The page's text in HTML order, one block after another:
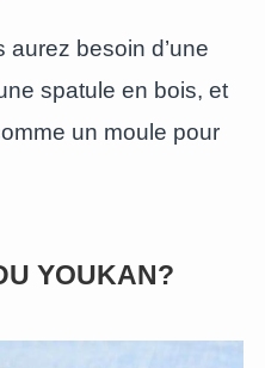
besoin d’une
spatule en bois, et
un moule pour
YOUKAN?